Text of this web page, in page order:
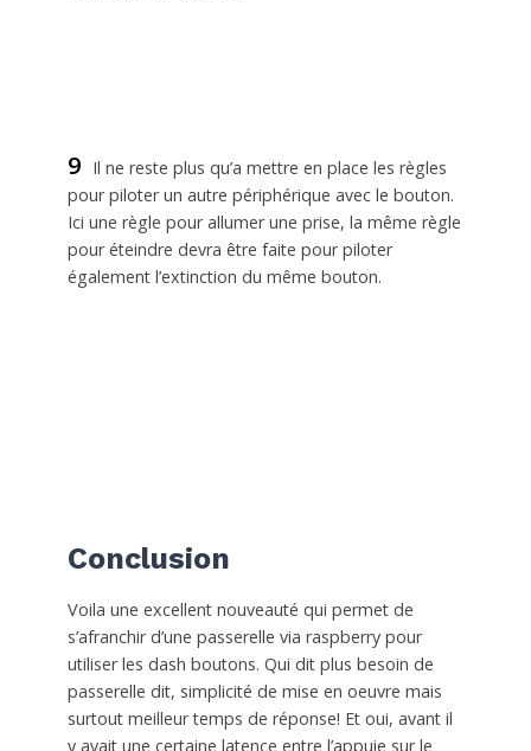
9
Il ne reste plus qu’a mettre en place les règles
pour piloter un autre périphérique avec le bouton.
Ici une règle pour allumer une prise, la même règle
pour éteindre devra être faite pour piloter
également l’extinction du même bouton.
Conclusion
Voila une excellent nouveauté qui permet de
s’afranchir d’une passerelle via raspberry pour
utiliser les dash boutons. Qui dit plus besoin de
passerelle dit, simplicité de mise en oeuvre mais
surtout meilleur temps de réponse! Et oui, avant il
y avait une certaine latence entre l’appuie sur le